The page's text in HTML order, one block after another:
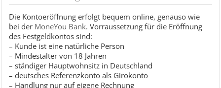
Die Kontoeröffnung erfolgt bequem online, genauso wie
bei der MoneYou Bank. Vorraussetzung für die Eröffnung
des Festgeldkontos sind:
– Kunde ist eine natürliche Person
– Mindestalter von 18 Jahren
– ständiger Hauptwohnsitz in Deutschland
– deutsches Referenzkonto als Girokonto
– Handlung nur auf eigene Rechnung